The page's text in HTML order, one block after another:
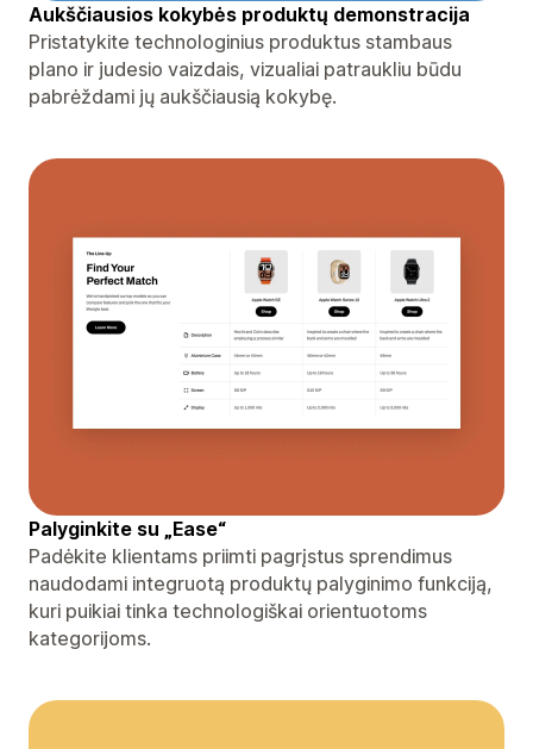
Aukščiausios kokybės produktų demonstracija
Pristatykite technologinius produktus stambaus
plano ir judesio vaizdais, vizualiai patraukliu būdu
pabrėždami jų aukščiausią kokybę.
Palyginkite su „Ease“
Padėkite klientams priimti pagrįstus sprendimus
naudodami integruotą produktų palyginimo funkciją,
kuri puikiai tinka technologiškai orientuotoms
kategorijoms.